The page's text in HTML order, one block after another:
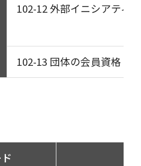
102-12 外部イニシアティブ
102-13 団体の会員資格